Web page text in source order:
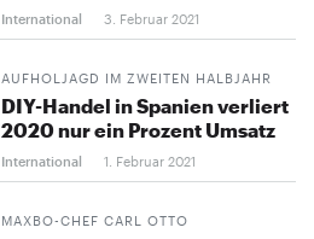
International 3. Februar 2021
AUFHOLJAGD IM ZWEITEN HALBJAHR
DIY-Handel in Spanien verliert
2020 nur ein Prozent Umsatz
International 1. Februar 2021
MAXBO-CHEF CARL OTTO